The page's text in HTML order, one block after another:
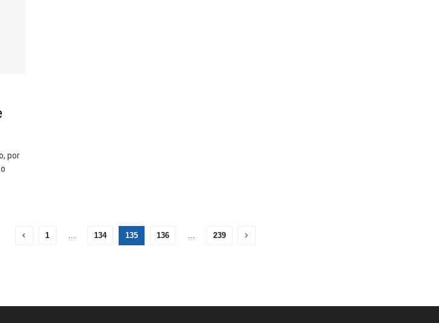
por
1 … 134 135 136 … 239